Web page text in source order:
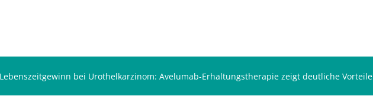
Lebenszeitgewinn bei Urothelkarzinom: Avelumab-Erhaltungstherapie zeigt deutliche Vorteile